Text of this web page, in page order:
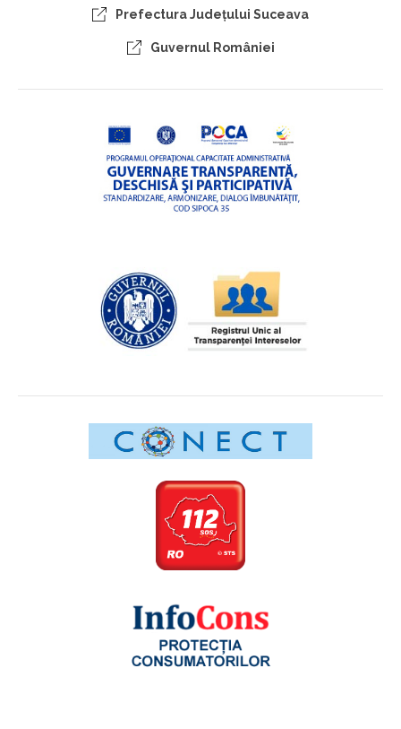
Prefectura Judeţului Suceava
Guvernul României